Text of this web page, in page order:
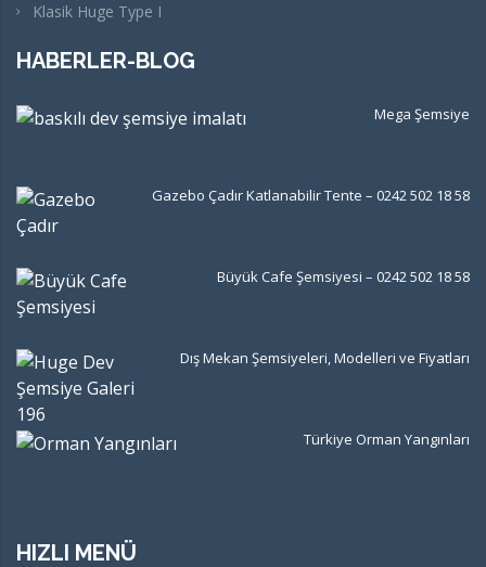
Klasik Huge Type I
HABERLER-BLOG
Mega Şemsiye
Gazebo Çadır Katlanabilir Tente – 0242 502 18 58
Büyük Cafe Şemsiyesi – 0242 502 18 58
Dış Mekan Şemsiyeleri, Modelleri ve Fiyatları
Türkiye Orman Yangınları
HIZLI MENÜ